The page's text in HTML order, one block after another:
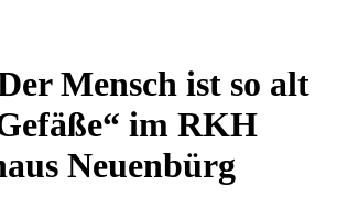
Mensch ist so alt
im RKH
Neuenbürg